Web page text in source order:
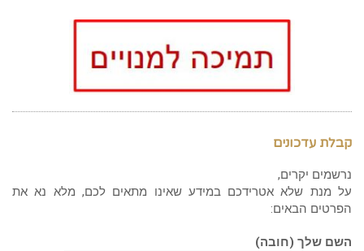
קבלת עדכונים
נרשמים יקרים,
על מנת שלא אטרידכם במידע שאינו מתאים לכם, מלא נא את
הפרטים הבאים:
השם שלך (חובה)